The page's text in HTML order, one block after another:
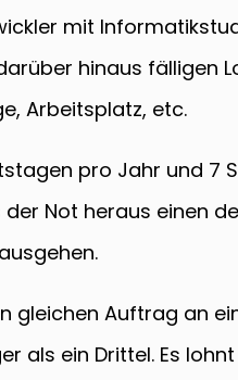
mit
hinaus fälligen
Arbeitsplatz, etc.
pro Jahr und 7
der Not heraus einen
gleichen Auftrag an
als ein Drittel. Es